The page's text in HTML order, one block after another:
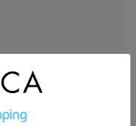
います。）は、河淳株
といいます。）が提供
次条の定めに従い入会